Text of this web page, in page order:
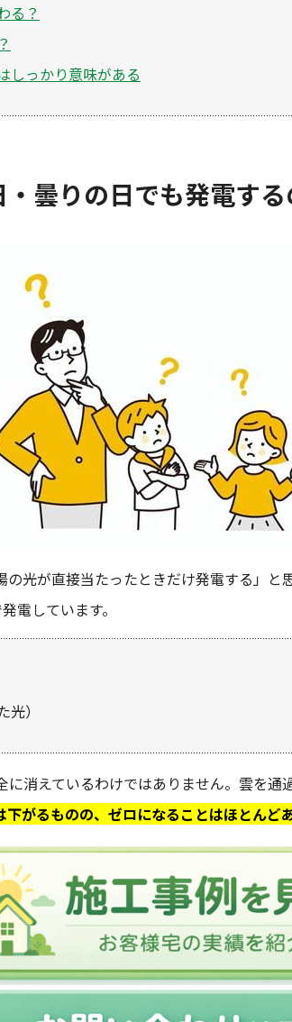
る？
しっかり意味がある
曇りの日でも発電する
光が直接当たったときだけ発電する」
電しています。
）
消えているわけではありません。雲を
下がるものの、ゼロになることはほとんど